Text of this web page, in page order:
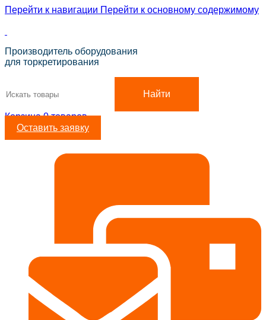
Перейти к навигации Перейти к основному содержимому
Производитель оборудования
для торкретирования
Найти
Корзина0товаров
Оставить заявку